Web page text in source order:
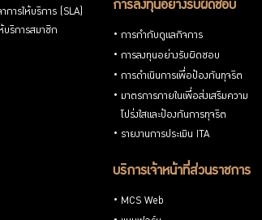
าการให้บริการ (SLA)
บริการสมาชิก
การลงทุนอย่างรับผิดชอบ
การกำกับดูแลกิจการ
การลงทุนอย่างรับผิดชอบ
การดำเนินการเพื่อป้องกันทุจริต
มาตรการภายในเพื่อส่งเสริมความ
โปร่งใสและป้องกันการทุจริต
รายงานการประเมิน ITA
บริการเจ้าหน้าที่ส่วนราชการ
MCS Web